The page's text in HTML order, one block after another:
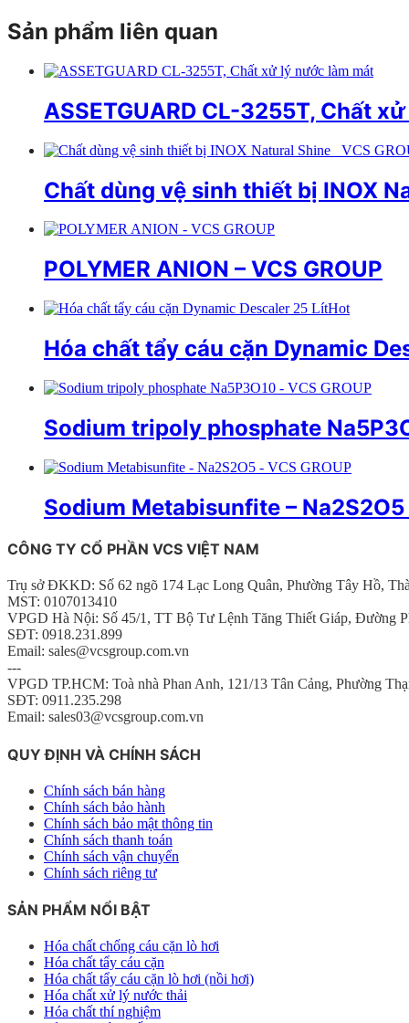
Sản phẩm liên quan
ASSETGUARD CL-3255T, Chất
Chất dùng vệ sinh thiết bị INOX
POLYMER ANION – VCS GROUP
Hot
Hóa chất tẩy cáu cặn Dynamic
Sodium tripoly phosphate
Sodium Metabisunfite – Na2S2O5
CÔNG TY CỔ PHẦN VCS VIỆT NAM
Trụ sở ĐKKD: Số 62 ngõ 174 Lạc Long Quân, Phường Tây Hồ,
MST: 0107013410
VPGD Hà Nội: Số 45/1, TT Bộ Tư Lệnh Tăng Thiết Giáp, Đường
SĐT: 0918.231.899
Email: sales@vcsgroup.com.vn
---
VPGD TP.HCM: Toà nhà Phan Anh, 121/13 Tân Cảng, Phường
SĐT: 0911.235.298
Email: sales03@vcsgroup.com.vn
QUY ĐỊNH VÀ CHÍNH SÁCH
Chính sách bán hàng
Chính sách bảo hành
Chính sách bảo mật thông tin
Chính sách thanh toán
Chính sách vận chuyển
Chính sách riêng tư
SẢN PHẨM NỔI BẬT
Hóa chất chống cáu cặn lò hơi
Hóa chất tẩy cáu cặn
Hóa chất tẩy cáu cặn lò hơi (nồi hơi)
Hóa chất xử lý nước thải
Hóa chất thí nghiệm